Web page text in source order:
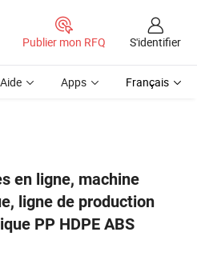
Publier mon RFQ S'identifier
Aide Apps Français
en ligne, machine
ligne de production
PP HDPE ABS
plastique PP HDPE ABS